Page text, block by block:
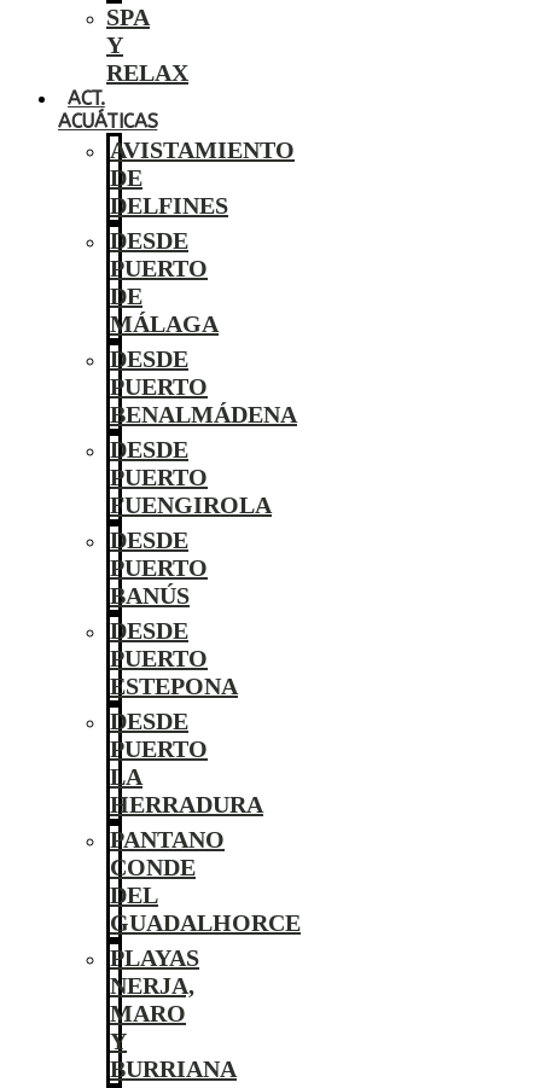
SPA
Y
RELAX
ACT.
ACUÁTICAS
AVISTAMIENTO
DE
DELFINES
DESDE
PUERTO
DE
MÁLAGA
DESDE
PUERTO
BENALMÁDENA
DESDE
PUERTO
FUENGIROLA
DESDE
PUERTO
BANÚS
DESDE
PUERTO
ESTEPONA
DESDE
PUERTO
LA
HERRADURA
PANTANO
CONDE
DEL
GUADALHORCE
PLAYAS
NERJA,
MARO
Y
BURRIANA